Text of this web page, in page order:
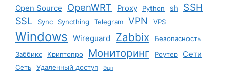
Open Source OpenWRT Proxy Python sh SSH
SSL Sync Syncthing Telegram VPN VPS
Windows Wireguard Zabbix
Безопасность
Заббикс
Криптопро Мониторинг Роутер Сети
Сеть Удаленный доступ Эцп